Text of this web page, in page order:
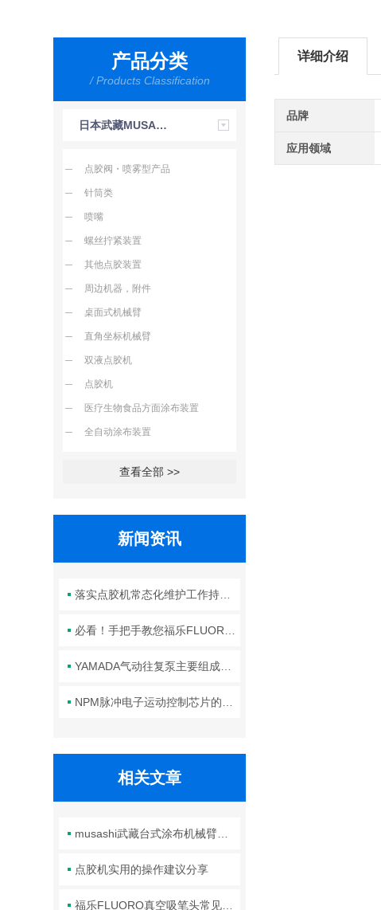
产品分类
/ Products Classification
日本武藏MUSASHI
点胶阀・喷雾型产品
针筒类
喷嘴
螺丝拧紧装置
其他点胶装置
周边机器，附件
桌面式机械臂
直角坐标机械臂
双液点胶机
点胶机
医疗生物食品方面涂布装置
全自动涂布装置
查看全部 >>
新闻资讯
相关文章
点胶机实用的操作建议分享
详细介绍
品牌
应用领域